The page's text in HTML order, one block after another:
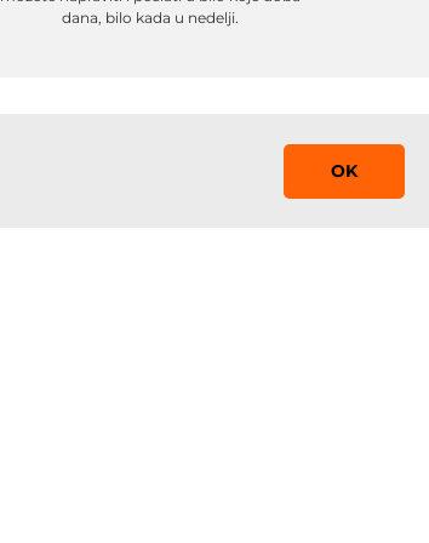
dana, bilo kada u nedelji.
OK